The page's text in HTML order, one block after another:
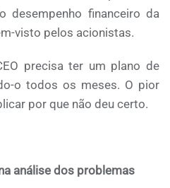
desempenho financeiro da
visto pelos acionistas.
precisa ter um plano de
o todos os meses. O pior
por que não deu certo.
análise dos problemas